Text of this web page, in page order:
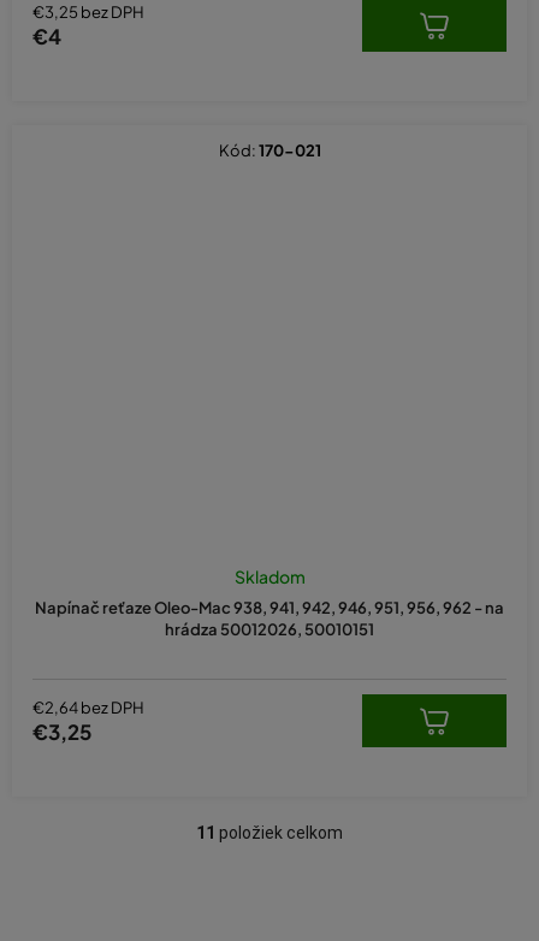
€3,25 bez DPH
€4
Napínač reťaze Oleo-Mac 938, 941, 942, 946, 951, 956, 962 - na
hrádza 50012026, 50010151
Skladom
€2,64 bez DPH
€3,25
Kód:170-021
O
11 položiek celkom